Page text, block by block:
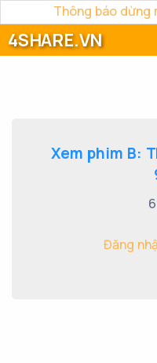
Thông báo dừng
4SHARE.VN
Xem phim B:
Đăng